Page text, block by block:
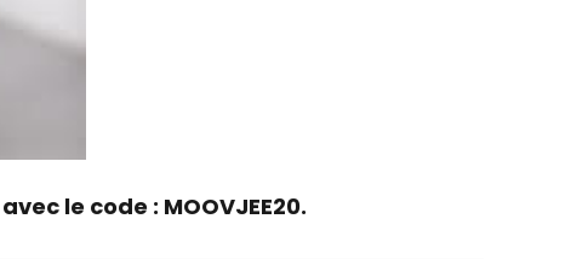
le code : MOOVJEE20.